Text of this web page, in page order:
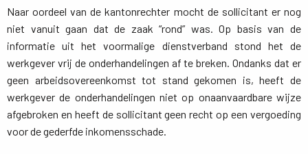
Naar oordeel van de kantonrechter mocht de sollicitant er nog
niet vanuit gaan dat de zaak “rond” was. Op basis van de
informatie uit het voormalige dienstverband stond het de
werkgever vrij de onderhandelingen af te breken. Ondanks dat er
geen arbeidsovereenkomst tot stand gekomen is, heeft de
werkgever de onderhandelingen niet op onaanvaardbare wijze
afgebroken en heeft de sollicitant geen recht op een vergoeding
voor de gederfde inkomensschade.